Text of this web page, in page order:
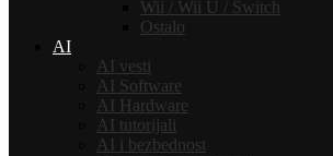
Wii / Wii U / Switch
Ostalo
AI
AI vesti
AI Software
AI Hardware
AI tutorijali
AI i bezbednost